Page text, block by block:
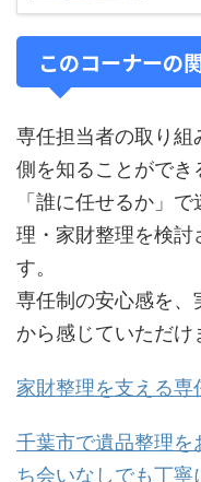
このコーナーの
専任担当者の取り組
側を知ることができ
「誰に任せるか」
理・家財整理を検
す。
専任制の安心感を、
から感じていただけ
家財整理を支える専
千葉市で遺品整理を
ち会いなしでも丁寧